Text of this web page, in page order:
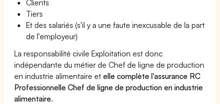
Clients
Tiers
Et des salariés (s'il y a une faute inexcusable de la part
de l'employeur)
La responsabilité civile Exploitation est donc
indépendante du métier de Chef de ligne de production
en industrie alimentaire etelle complète l'assurance RC
Professionnelle Chef de ligne de production en industrie
alimentaire.